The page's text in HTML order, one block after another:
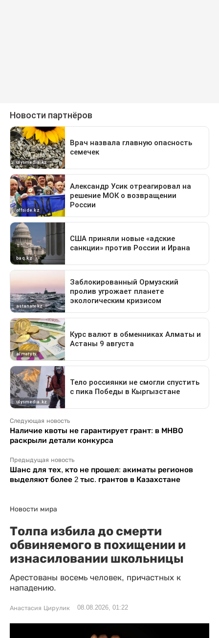
Следующая новость
Наличие квоты не гарантирует грант: в МНВО
раскрыли детали конкурса
Предыдущая новость
Шанс для тех, кто не прошел: акиматы регионов
выделяют более 2 тыс. грантов в Казахстане
Новости мира
Толпа избила до смерти
обвиняемого в похищении и
изнасиловании школьницы
Арестованы восемь человек, причастных к
нападению.
Анастасия Цирулик 08.08.2026, 01:22